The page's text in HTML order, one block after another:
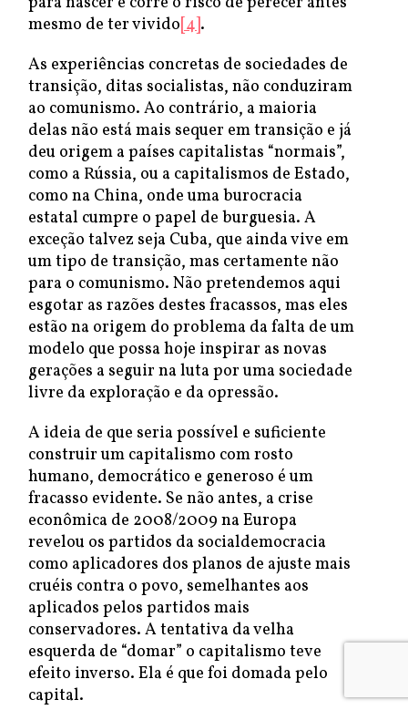
mesmo de ter vivido[4].
As experiências concretas de sociedades de
transição, ditas socialistas, não conduziram
ao comunismo. Ao contrário, a maioria
delas não está mais sequer em transição e já
deu origem a países capitalistas “normais”,
como a Rússia, ou a capitalismos de Estado,
como na China, onde uma burocracia
estatal cumpre o papel de burguesia. A
exceção talvez seja Cuba, que ainda vive em
um tipo de transição, mas certamente não
para o comunismo. Não pretendemos aqui
esgotar as razões destes fracassos, mas eles
estão na origem do problema da falta de um
modelo que possa hoje inspirar as novas
gerações a seguir na luta por uma sociedade
livre da exploração e da opressão.
A ideia de que seria possível e suficiente
construir um capitalismo com rosto
humano, democrático e generoso é um
fracasso evidente. Se não antes, a crise
econômica de 2008/2009 na Europa
revelou os partidos da socialdemocracia
como aplicadores dos planos de ajuste mais
cruéis contra o povo, semelhantes aos
aplicados pelos partidos mais
conservadores. A tentativa da velha
esquerda de “domar” o capitalismo teve
efeito inverso. Ela é que foi domada pelo
capital.